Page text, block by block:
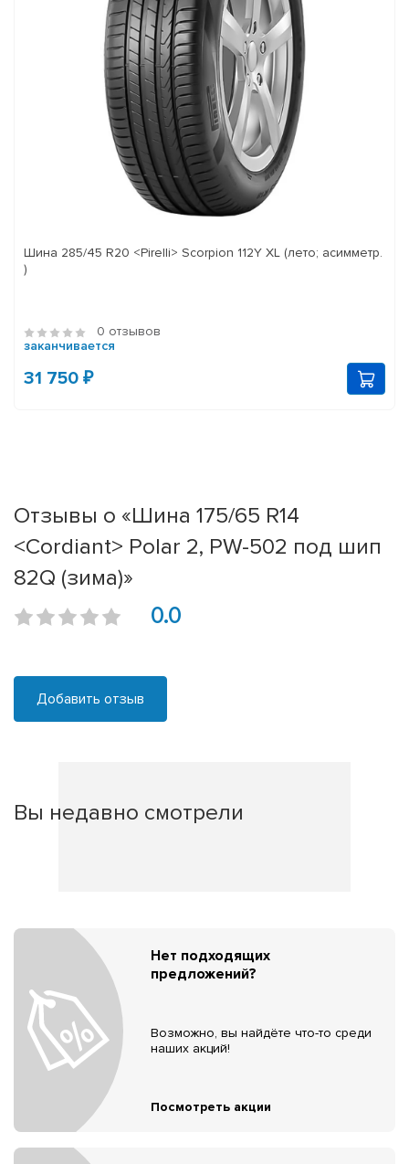
Шина 285/45 R20 <Pirelli> Scorpion 112Y XL (лето; асимметр.
)
0 отзывов
заканчивается
31 750 ₽
Отзывы о «Шина 175/65 R14
<Cordiant> Polar 2, PW-502 под шип
82Q (зима)»
0.0
Добавить отзыв
Вы недавно смотрели
Нет подходящих
предложений?
Возможно, вы найдёте что-то среди
наших акций!
Посмотреть акции